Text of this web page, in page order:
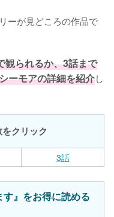
ーが見どころの作品で
観られるか、3話まで
ーモアの詳細を紹介し
クリック
3話
』をお得に読める